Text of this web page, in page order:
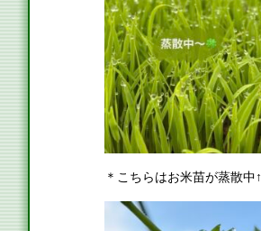
＊こちらはお米苗が蒸散中↑